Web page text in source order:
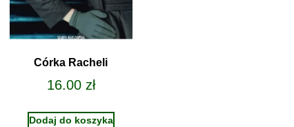
Córka Racheli
16.00 zł
Dodaj do koszyka